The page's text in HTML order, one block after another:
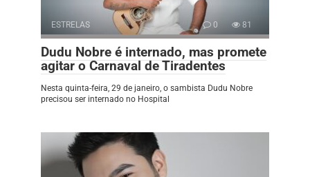
ESTRELAS 0 81
Dudu Nobre é internado, mas promete
agitar o Carnaval de Tiradentes
Nesta quinta-feira, 29 de janeiro, o sambista Dudu Nobre
precisou ser internado no Hospital